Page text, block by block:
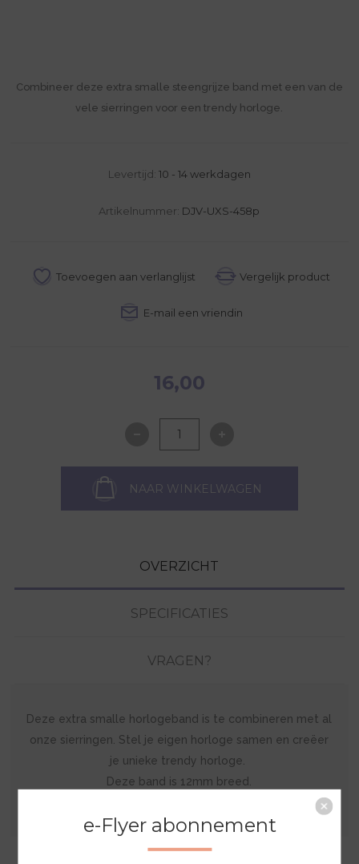
Combineer deze extra smalle steengrijze band met een van de
vele sierringen voor een trendy horloge.
Levertijd: 10 - 14 werkdagen
Artikelnummer: DJV-UXS-458p
16,00
NAAR WINKELWAGEN
OVERZICHT
SPECIFICATIES
VRAGEN?
Deze extra smalle horlogeband is te combineren met al
onze sierringen. Stel je eigen horloge samen en creëer
je unieke trendy horloge.
Deze band is 12mm breed.
e-Flyer abonnement